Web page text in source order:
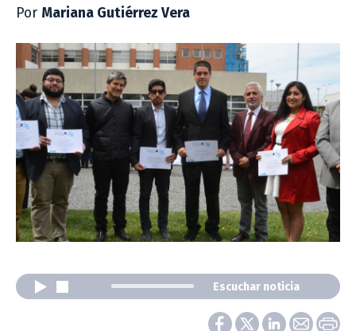
Por Mariana Gutiérrez Vera
Escuchar noticia